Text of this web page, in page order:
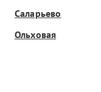
Саларьево
Ольховая